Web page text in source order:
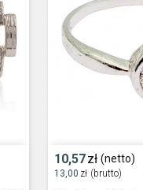
10,57zł (netto)
13,00 zł (brutto)